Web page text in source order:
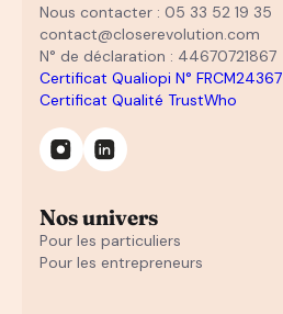
Nous contacter : 05 33 52 19 35
contact@closerevolution.com
N° de déclaration : 44670721867
Certificat Qualiopi N° FRCM24367
Certificat Qualité TrustWho
Nos univers
Pour les particuliers
Pour les entrepreneurs